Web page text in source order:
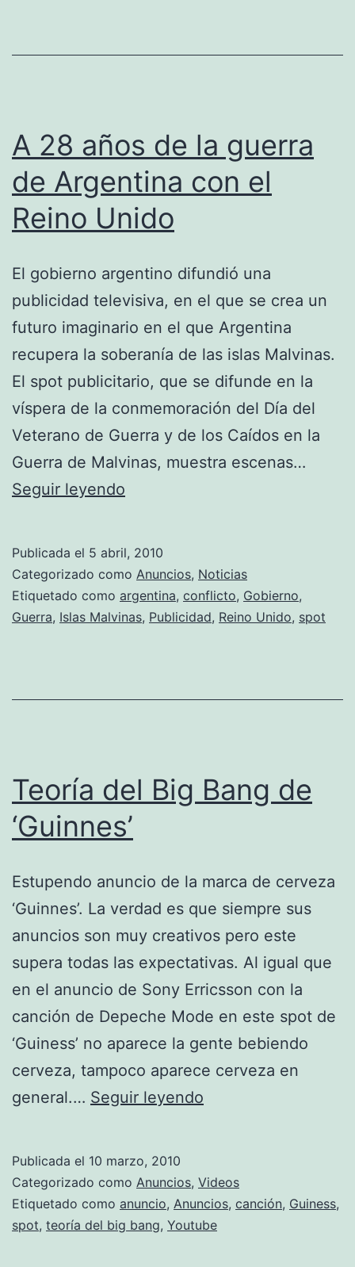
A 28 años de la guerra
de Argentina con el
Reino Unido
El gobierno argentino difundió una
publicidad televisiva, en el que se crea un
futuro imaginario en el que Argentina
recupera la soberanía de las islas Malvinas.
El spot publicitario, que se difunde en la
víspera de la conmemoración del Día del
Veterano de Guerra y de los Caídos en la
Guerra de Malvinas, muestra escenas…
Seguir leyendo
de
la
guerra
con
Unido
Publicada el 5 abril, 2010
Categorizado como Anuncios, Noticias
Etiquetado como argentina, conflicto, Gobierno,
Guerra, Islas Malvinas, Publicidad, Reino Unido, spot
Teoría del Big Bang de
‘Guinnes’
Estupendo anuncio de la marca de cerveza
‘Guinnes’. La verdad es que siempre sus
anuncios son muy creativos pero este
supera todas las expectativas. Al igual que
en el anuncio de Sony Erricsson con la
canción de Depeche Mode en este spot de
‘Guiness’ no aparece la gente bebiendo
cerveza, tampoco aparece cerveza en
general.… Seguir leyendo
Bang
de
‘Guinnes’
Publicada el 10 marzo, 2010
Categorizado como Anuncios, Videos
Etiquetado como anuncio, Anuncios, canción, Guiness,
spot, teoría del big bang, Youtube